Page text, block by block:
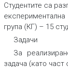
Студентите са
група (КГ) – 15
Задачи
За
задача (като